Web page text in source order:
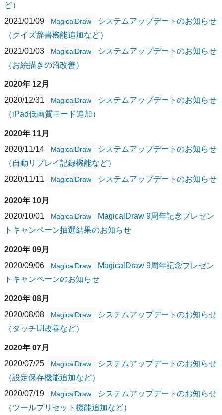
ど）
2021/01/09
MagicalDraw
システムアップデートのお知らせ
（クイズ辞書機能追加など）
2021/01/03
MagicalDraw
システムアップデートのお知らせ
（お絵描きの沼改善）
2020年 12月
2020/12/31
MagicalDraw
システムアップデートのお知らせ
（iPad低画質モード追加）
2020年 11月
2020/11/14
MagicalDraw
システムアップデートのお知らせ
（自動リプレイ記録機能など）
2020/11/11
MagicalDraw システムアップデートのお知らせ
2020年 10月
2020/10/01
MagicalDraw
MagicalDraw 9周年記念プレゼン
トキャンペーン抽選結果のお知らせ
2020年 09月
2020/09/06
MagicalDraw
MagicalDraw 9周年記念プレゼン
トキャンペーンのお知らせ
2020年 08月
2020/08/08
MagicalDraw
システムアップデートのお知らせ
（タッチUI改善など）
2020年 07月
2020/07/25
MagicalDraw
システムアップデートのお知らせ
（設定保存機能追加など）
2020/07/19
MagicalDraw
システムアップデートのお知らせ
（ツールプリセット機能追加など）